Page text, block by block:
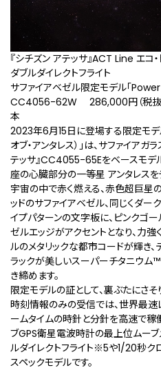
『シチズン アテッサ』ACT Line エ
ダブルダイレクトフライト
サファイアベゼル限定モデル「
CC4056-62W 286,000円（税抜
本
2023年6月15日に登場する限定モ
オブ・アンタレス）」は、サファイア
テッサ』CC4055-65Eをベースモデ
座の心臓部分の一等星 アンタレスを
宇宙の中で赤く燃える、赤色超巨星
ッドのサファイアベゼル、同じくダー
イプパターンの文字板に、ピンクゴ
ゼルエッジがアクセントとなり、力
ルのメタリックな都市コードが輝き、
ラックが美しいスーパーチタニウム™
き締めます。
限定モデルの証として、裏ぶたにさそ
時刻情報のみの受信では、世界最速
ームタイムの時針と分針を高速で稼
ブGPS衛星電波時計の最上位ムーブ
ルダイレクトフライト※5や1/20秒ク
スペックモデルです。